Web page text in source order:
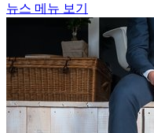
뉴스 메뉴 보기